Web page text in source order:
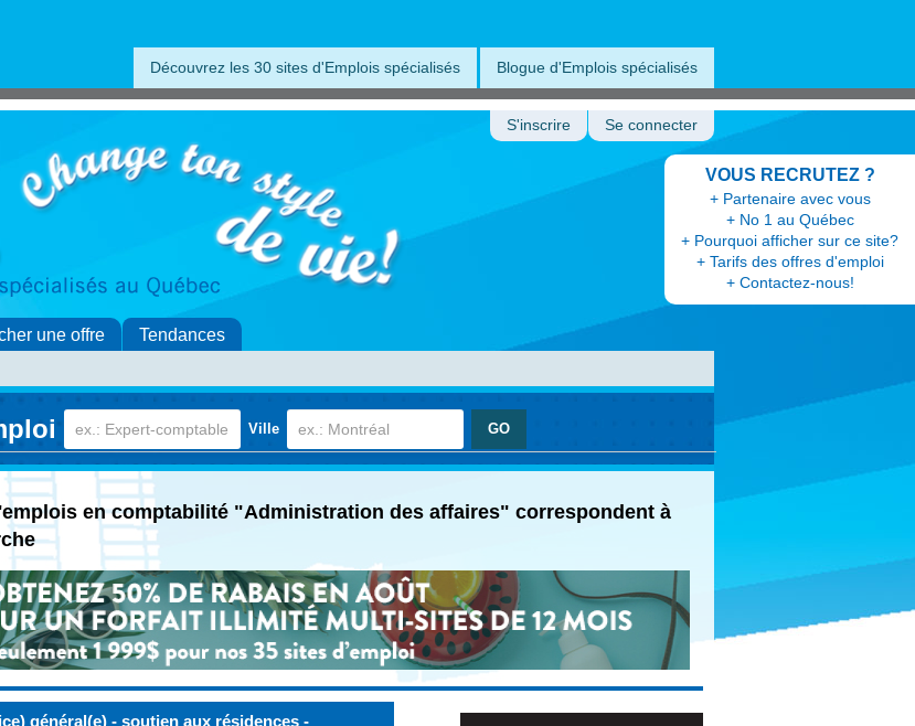
Découvrez les 30 sites d'Emplois spécialisés Blogue d'Emplois spécialisés
VOUS RECRUTEZ ?
+ Partenaire avec vous
+ No 1 au Québec
+ Pourquoi afficher sur ce site?
+ Tarifs des offres d'emploi
+ Contactez-nous!
S'inscrire Se connecter
une offre Tendances
Ville
en comptabilité "Administration des affaires" correspondent à
général(e) - soutien aux résidences -